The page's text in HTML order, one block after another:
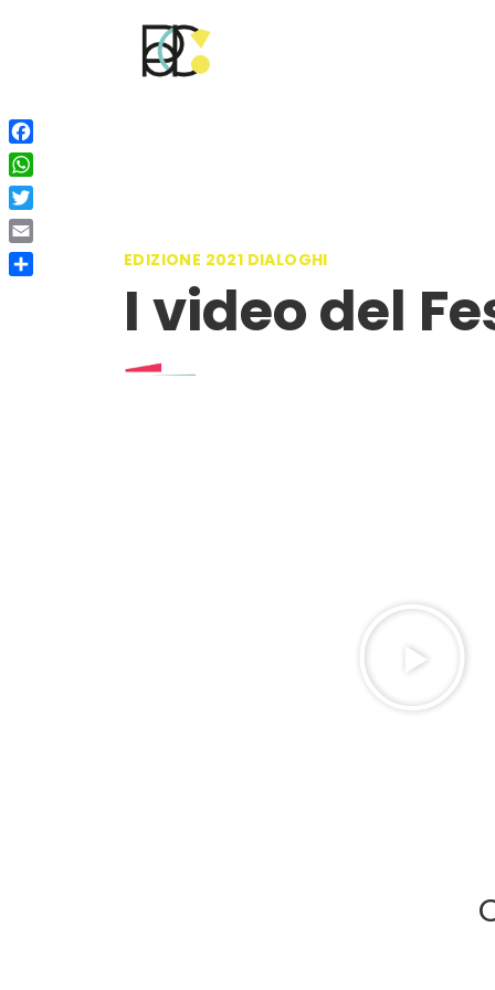
EDIZIONE 2021 DIALOGHI
I video del
Facebook
WhatsApp
Twitter
Email